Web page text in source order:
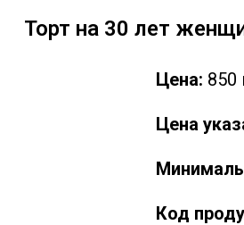
Торт на 30 лет
Цена: 850
Цена
Код